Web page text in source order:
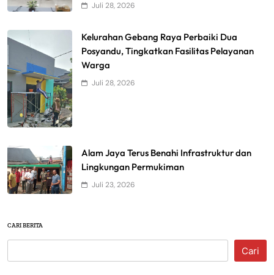
Juli 28, 2026
Kelurahan Gebang Raya Perbaiki Dua
Posyandu, Tingkatkan Fasilitas Pelayanan
Warga
Juli 28, 2026
Alam Jaya Terus Benahi Infrastruktur dan
Lingkungan Permukiman
Juli 23, 2026
CARI BERITA
Cari